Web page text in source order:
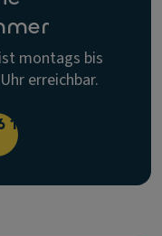
montags bis
erreichbar.
1